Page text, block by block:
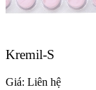
Kremil-S
Giá: Liên hệ